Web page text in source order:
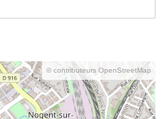
© contributeurs OpenStreetMap